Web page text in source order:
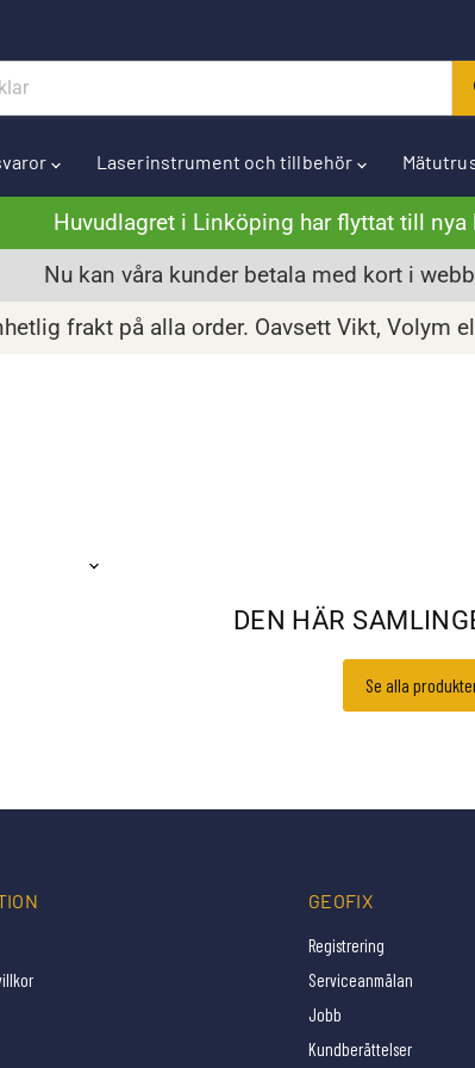
Laserinstrument och tillbehör
Huvudlagret i Linköping har flyttat till nya
Nu kan våra kunder betala med kort i
frakt på alla order. Oavsett Vikt, Volym
DEN HÄR
Se alla
GEOFIX
Registrering
Serviceanmälan
Jobb
Kundberättelser